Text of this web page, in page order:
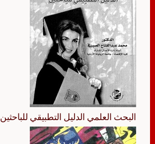
البحث العلمي الدليل التطبيقي للباحثين